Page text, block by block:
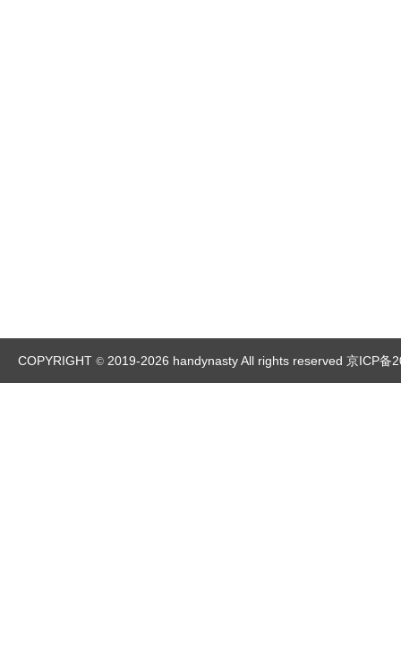
COPYRIGHT © 2019-2026 handynasty All rights reserved 京ICP备